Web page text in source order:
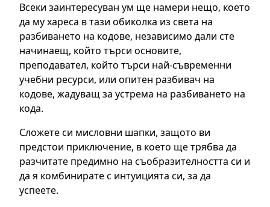
Всеки заинтересуван ум ще намери нещо, което
да му хареса в тази обиколка из света на
разбиването на кодове, независимо дали сте
начинаещ, който търси основите,
преподавател, който търси най-съвременни
учебни ресурси, или опитен разбивач на
кодове, жадуващ за устрема на разбиването на
кода.
Сложете си мисловни шапки, защото ви
предстои приключение, в което ще трябва да
разчитате предимно на съобразителността си и
да я комбинирате с интуицията си, за да
успеете.